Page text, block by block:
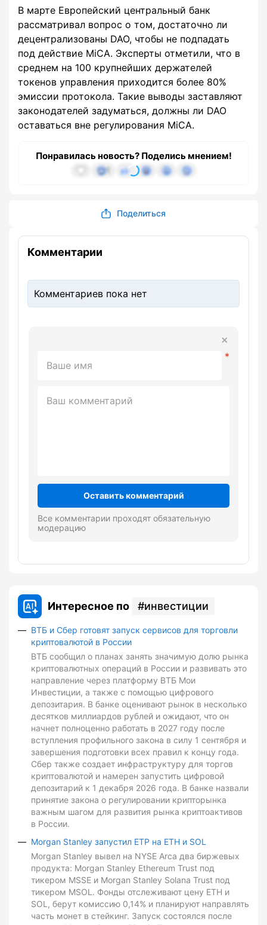
В марте Европейский центральный банк
рассматривал вопрос о том, достаточно ли
децентрализованы DAO, чтобы не подпадать
под действие MiCA. Эксперты отметили, что в
среднем на 100 крупнейших держателей
токенов управления приходится более 80%
эмиссии протокола. Такие выводы заставляют
законодателей задуматься, должны ли DAO
оставаться вне регулирования MiCA.
Понравилась новость? Поделись мнением!
1
Поделиться
Комментарии
Комментариев пока нет
Оставить комментарий
Все комментарии проходят обязательную
модерацию
Интересное по инвестиции
ВТБ и Сбер готовят запуск сервисов для торговли
криптовалютой в России
ВТБ сообщил о планах занять значимую долю рынка
криптовалютных операций в России и развивать это
направление через платформу ВТБ Мои
Инвестиции, а также с помощью цифрового
депозитария. В банке оценивают рынок в несколько
десятков миллиардов рублей и ожидают, что он
начнет полноценно работать в 2027 году после
вступления профильного закона в силу 1 сентября и
завершения подготовки всех правил к концу года.
Сбер также создает инфраструктуру для торгов
криптовалютой и намерен запустить цифровой
депозитарий к 1 декабря 2026 года. В банке назвали
принятие закона о регулировании крипторынка
важным шагом для развития рынка криптоактивов
в России.
Morgan Stanley запустил ETP на ETH и SOL
Morgan Stanley вывел на NYSE Arca два биржевых
продукта: Morgan Stanley Ethereum Trust под
тикером MSSE и Morgan Stanley Solana Trust под
тикером MSOL. Фонды отслеживают цену ETH и
SOL, берут комиссию 0,14% и планируют направлять
часть монет в стейкинг. Запуск состоялся после